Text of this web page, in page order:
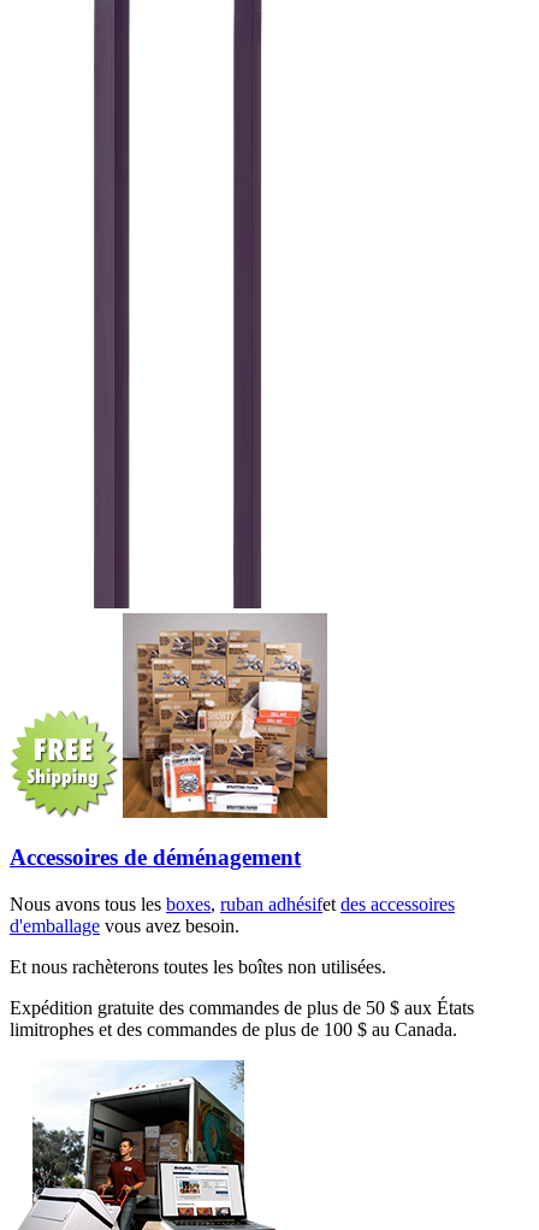
Accessoires de déménagement
Nous avons tous les boxes, ruban adhésifet des accessoires
d'emballage vous avez besoin.
Et nous rachèterons toutes les boîtes non utilisées.
Expédition gratuite des commandes de plus de 50 $ aux États
limitrophes et des commandes de plus de 100 $ au Canada.